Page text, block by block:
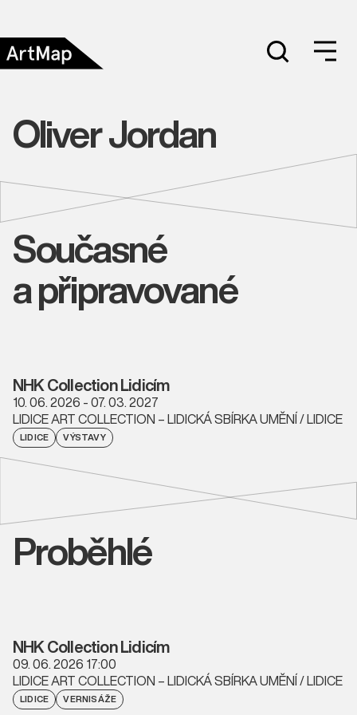
Oliver Jordan
Současné
a připravované
NHK Collection Lidicím
10. 06. 2026 - 07. 03. 2027
LIDICE ART COLLECTION – LIDICKÁ SBÍRKA UMĚNÍ / LIDICE
LIDICE VÝSTAVY
Proběhlé
NHK Collection Lidicím
09. 06. 2026 17:00
LIDICE ART COLLECTION – LIDICKÁ SBÍRKA UMĚNÍ / LIDICE
LIDICE VERNISÁŽE